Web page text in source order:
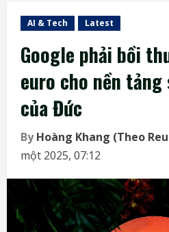
AI & Tech Latest
Google phải bồi
euro cho nền tảng
của Đức
ByHoàng Khang (Theo
một 2025, 07:12